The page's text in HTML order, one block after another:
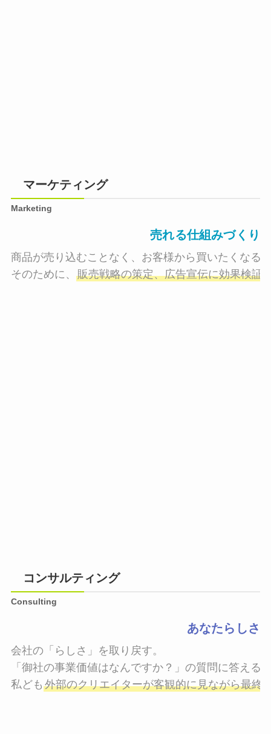
マーケティング
Marketing
売れる仕組みづくり
商品が売り込むことなく、お客様から買いたくなる
そのために、 販売戦略の策定、広告宣伝に効果検証
コンサルティング
Consulting
あなたらしさ
会社の「らしさ」を取り戻す。
「御社の事業価値はなんですか？」の質問に答える
私ども 外部のクリエイターが客観的に見ながら最終